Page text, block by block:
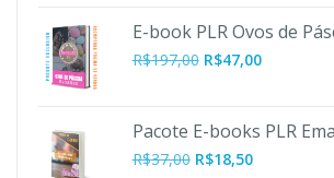
era:
R$197,00.
é:
R$47,00.
E-book PLR Ovos de
R$197,00 O
era:
R$197,00.
R$47,00O
é:
Pacote E-books PLR
R$37,00 R$18,50